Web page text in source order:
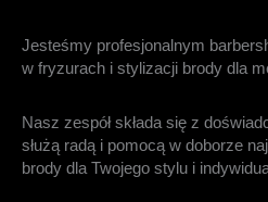
Jesteśmy profesjonalnym
w fryzurach i stylizacji brody dla
Nasz zespół składa się z
służą radą i pomocą w doborze
brody dla Twojego stylu i